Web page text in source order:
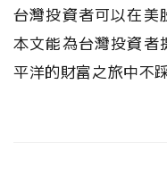
台灣投資者可以在美
本文能為台灣投資者
平洋的財富之旅中不